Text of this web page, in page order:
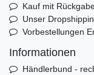
Kauf mit
Unser
Vorbestellungen
Informationen
Händlerbund -